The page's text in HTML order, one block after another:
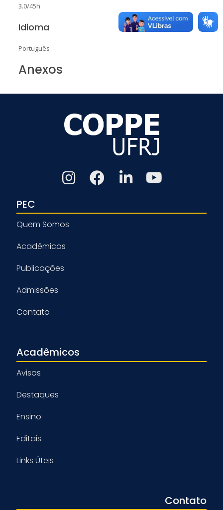
3.0/45h
Idioma
Português
Anexos
PEC
Quem Somos
Acadêmicos
Publicações
Admissões
Contato
Acadêmicos
Avisos
Destaques
Ensino
Editais
Links Úteis
Contato